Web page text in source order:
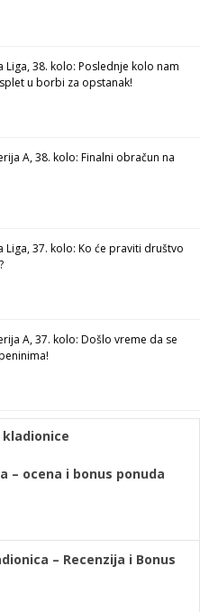
Liga, 38. kolo: Poslednje kolo nam
u borbi za opstanak!
A, 38. kolo: Finalni obračun na
Liga, 37. kolo: Ko će praviti društvo
A, 37. kolo: Došlo vreme da se
– ocena i bonus ponuda
– Recenzija i Bonus